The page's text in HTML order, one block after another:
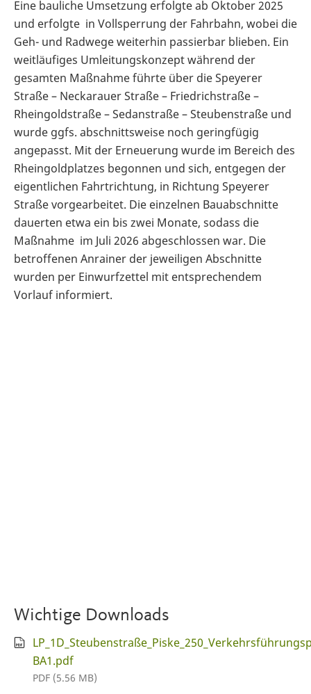
Eine bauliche Umsetzung erfolgte ab Oktober 2025
und erfolgte in Vollsperrung der Fahrbahn, wobei die
Geh- und Radwege weiterhin passierbar blieben. Ein
weitläufiges Umleitungskonzept während der
gesamten Maßnahme führte über die Speyerer
Straße – Neckarauer Straße – Friedrichstraße –
Rheingoldstraße – Sedanstraße – Steubenstraße und
wurde ggfs. abschnittsweise noch geringfügig
angepasst. Mit der Erneuerung wurde im Bereich des
Rheingoldplatzes begonnen und sich, entgegen der
eigentlichen Fahrtrichtung, in Richtung Speyerer
Straße vorgearbeitet. Die einzelnen Bauabschnitte
dauerten etwa ein bis zwei Monate, sodass die
Maßnahme im Juli 2026 abgeschlossen war. Die
betroffenen Anrainer der jeweiligen Abschnitte
wurden per Einwurfzettel mit entsprechendem
Vorlauf informiert.
Wichtige Downloads
BA1.pdf
PDF (5.56 MB)